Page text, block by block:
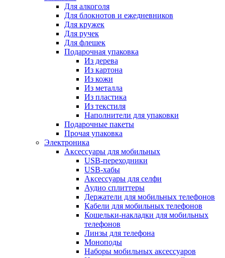
Для алкоголя
Для блокнотов и ежедневников
Для кружек
Для ручек
Для флешек
Подарочная упаковка
Из дерева
Из картона
Из кожи
Из металла
Из пластика
Из текстиля
Наполнители для упаковки
Подарочные пакеты
Прочая упаковка
Электроника
Аксессуары для мобильных
USB-переходники
USB-хабы
Аксессуары для селфи
Аудио сплиттеры
Держатели для мобильных телефонов
Кабели для мобильных телефонов
Кошельки-накладки для мобильных
телефонов
Линзы для телефона
Моноподы
Наборы мобильных аксессуаров